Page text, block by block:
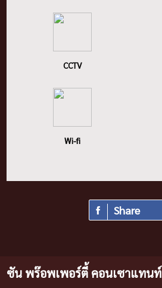
CCTV
Wi-fi
Share
ซัน พร๊อพเพอร์ตี้ คอนเซาแทนท์